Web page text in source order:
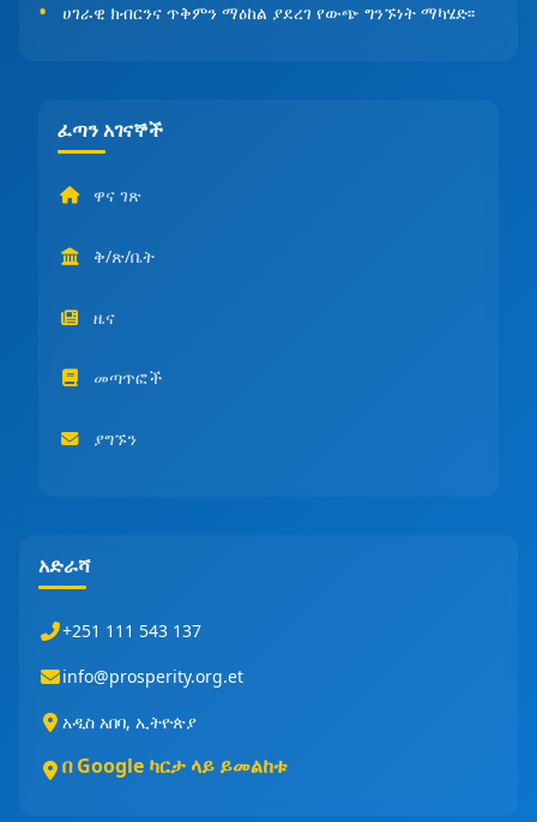
ሀገራዊ ክብርንና ጥቅምን ማዕከል ያደረገ የውጭ ግንኙነት ማካሄድ፡፡
ፈጣን አገናኞች
ዋና ገጽ
ቅ/ጽ/ቤት
ዜና
መጣጥፎች
ያግኙን
አድራሻ
+251 111 543 137
info@prosperity.org.et
አዲስ አበባ, ኢትዮጵያ
በ Google ካርታ ላይ ይመልከቱ